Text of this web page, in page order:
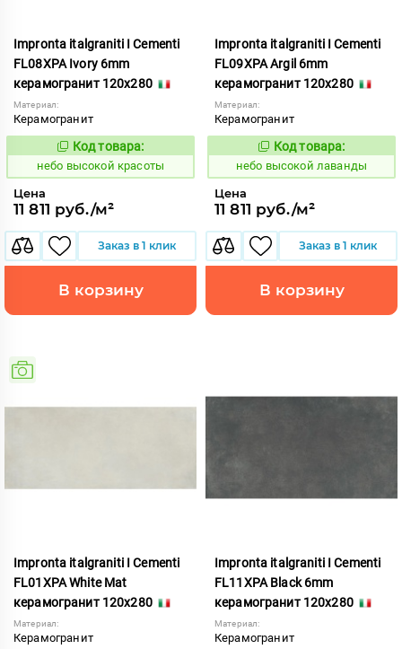
Impronta italgraniti I Cementi
FL08XPA Ivory 6mm
керамогранит 120x280
Материал:
Керамогранит
1111415
Код товара:
небо высокой красоты
Цена
11 811 руб./м²
Заказ в 1 клик
В корзину
Impronta italgraniti I Cementi
FL09XPA Argil 6mm
керамогранит 120x280
Материал:
Керамогранит
1111416
Код товара:
небо высокой лаванды
Цена
11 811 руб./м²
Заказ в 1 клик
В корзину
Impronta italgraniti I Cementi
FL01XPA White Mat
керамогранит 120x280
Материал:
Керамогранит
Impronta italgraniti I Cementi
FL11XPA Black 6mm
керамогранит 120x280
Материал:
Керамогранит